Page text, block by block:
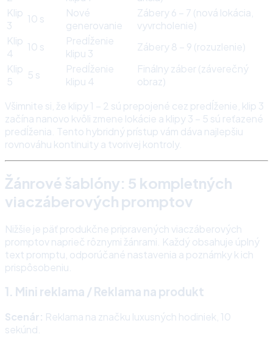
Klip
3
10 s
Nové
generovanie
Zábery 6 – 7 (nová lokácia,
vyvrcholenie)
Klip
4
10 s
Predĺženie
klipu 3
Zábery 8 – 9 (rozuzlenie)
Klip
5
5 s
Predĺženie
klipu 4
Finálny záber (záverečný
obraz)
Všimnite si, že klipy 1 – 2 sú prepojené cez predĺženie, klip 3
začína nanovo kvôli zmene lokácie a klipy 3 – 5 sú reťazené
predĺženia. Tento hybridný prístup vám dáva najlepšiu
rovnováhu kontinuity a tvorivej kontroly.
Žánrové šablóny: 5 kompletných
viaczáberových promptov
Nižšie je päť produkčne pripravených viaczáberových
promptov naprieč rôznymi žánrami. Každý obsahuje úplný
text promptu, odporúčané nastavenia a poznámky k ich
prispôsobeniu.
1. Mini reklama / Reklama na produkt
Scenár: Reklama na značku luxusných hodiniek, 10
sekúnd.